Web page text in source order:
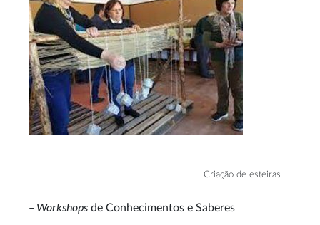
Criação de esteiras
– Workshops de Conhecimentos e Saberes